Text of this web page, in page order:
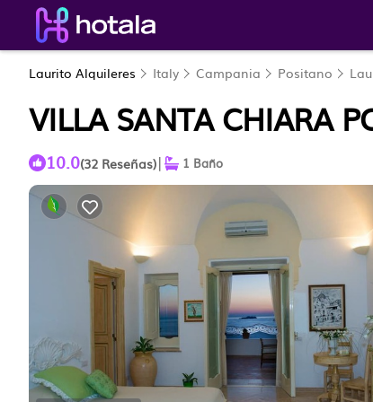
Laurito Alquileres Italy Campania Positano
VILLA SANTA CHIARA
10.0(32 Reseñas)| 1 Baño